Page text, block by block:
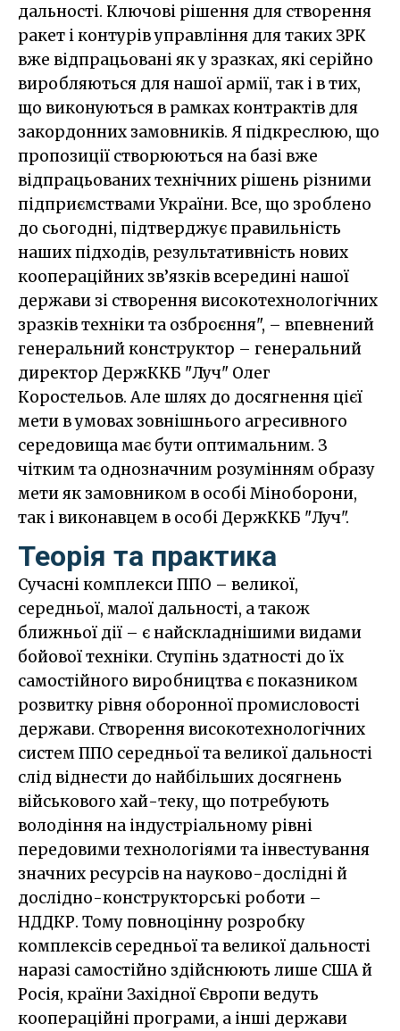
дальності. Ключові рішення для створення
ракет і контурів управління для таких ЗРК
вже відпрацьовані як у зразках, які серійно
виробляються для нашої армії, так і в тих,
що виконуються в рамках контрактів для
закордонних замовників. Я підкреслюю, що
пропозиції створюються на базі вже
відпрацьованих технічних рішень різними
підприємствами України. Все, що зроблено
до сьогодні, підтверджує правильність
наших підходів, результативність нових
коопераційних зв’язків всередині нашої
держави зі створення високотехнологічних
зразків техніки та озброєння", – впевнений
генеральний конструктор – генеральний
директор ДержККБ "Луч" Олег
Коростельов. Але шлях до досягнення цієї
мети в умовах зовнішнього агресивного
середовища має бути оптимальним. З
чітким та однозначним розумінням образу
мети як замовником в особі Міноборони,
так і виконавцем в особі ДержККБ "Луч".
Теорія та практика
Сучасні комплекси ППО – великої,
середньої, малої дальності, а також
ближньої дії – є найскладнішими видами
бойової техніки. Ступінь здатності до їх
самостійного виробництва є показником
розвитку рівня оборонної промисловості
держави. Створення високотехнологічних
систем ППО середньої та великої дальності
слід віднести до найбільших досягнень
військового хай-теку, що потребують
володіння на індустріальному рівні
передовими технологіями та інвестування
значних ресурсів на науково-дослідні й
дослідно-конструкторські роботи –
НДДКР. Тому повноцінну розробку
комплексів середньої та великої дальності
наразі самостійно здійснюють лише США й
Росія, країни Західної Європи ведуть
коопераційні програми, а інші держави